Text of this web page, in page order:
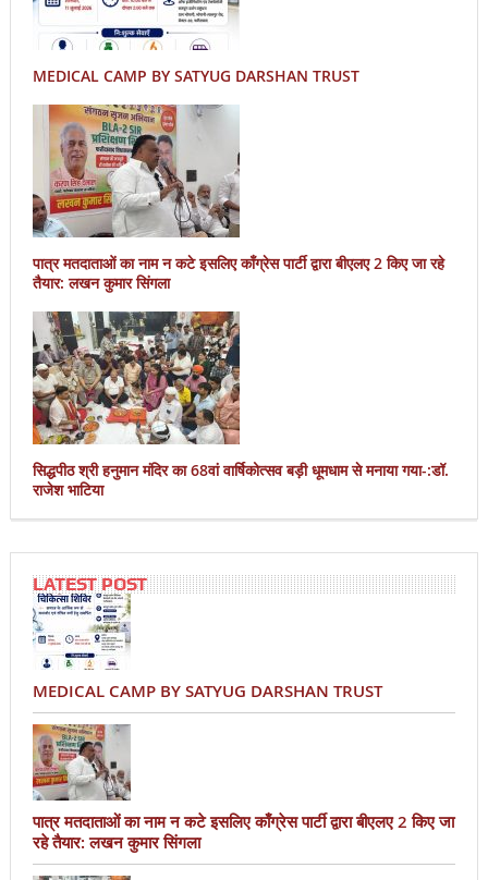
MEDICAL CAMP BY SATYUG DARSHAN TRUST
पात्र मतदाताओं का नाम न कटे इसलिए काँग्रेस पार्टी द्वारा बीएलए 2 किए जा रहे
तैयार: लखन कुमार सिंगला
सिद्धपीठ श्री हनुमान मंदिर का 68वां वार्षिकोत्सव बड़ी धूमधाम से मनाया गया-:डॉ.
राजेश भाटिया
LATEST POST
MEDICAL CAMP BY SATYUG DARSHAN TRUST
पात्र मतदाताओं का नाम न कटे इसलिए काँग्रेस पार्टी द्वारा बीएलए 2 किए जा
रहे तैयार: लखन कुमार सिंगला